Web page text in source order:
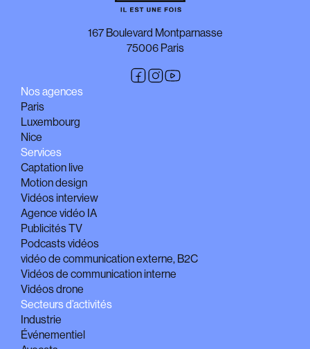
167 Boulevard Montparnasse
75006 Paris
Nos agences
Paris
Luxembourg
Nice
Services
Captation live
Motion design
Vidéos interview
Agence vidéo IA
Publicités TV
Podcasts vidéos
vidéo de communication externe, B2C
Vidéos de communication interne
Vidéos drone
Secteurs d’activités
Industrie
Événementiel